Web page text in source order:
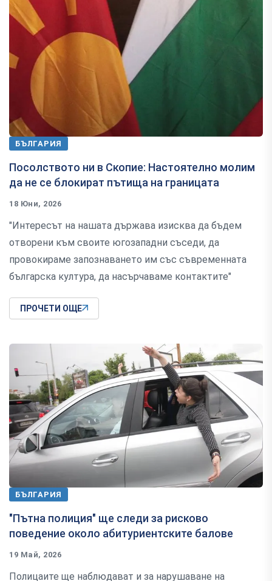
БЪЛГАРИЯ
Посолството ни в Скопие: Настоятелно молим
да не се блокират пътища на границата
18 Юни, 2026
"Интересът на нашата държава изисква да бъдем
отворени към своите югозападни съседи, да
провокираме запознаването им със съвременната
българска култура, да насърчаваме контактите"
ПРОЧЕТИ ОЩЕ
БЪЛГАРИЯ
"Пътна полиция" ще следи за рисково
поведение около абитуриентските балове
19 Май, 2026
Полицаите ще наблюдават и за нарушаване на